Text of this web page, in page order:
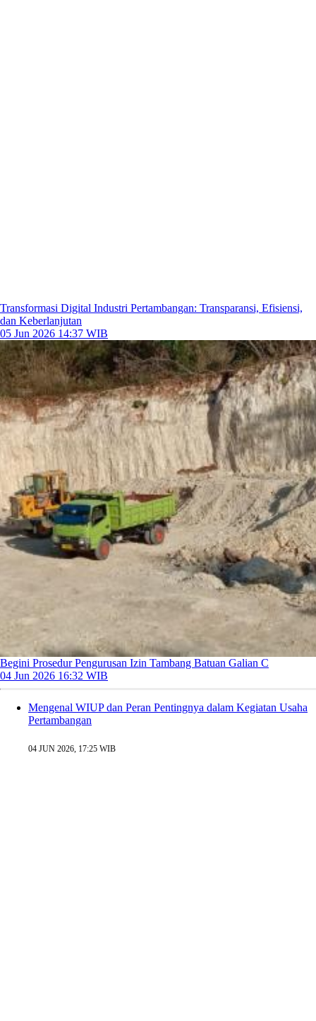
Transformasi Digital Industri Pertambangan: Transparansi, Efisiensi,
dan Keberlanjutan
05 Jun 2026 14:37 WIB
Begini Prosedur Pengurusan Izin Tambang Batuan Galian C
04 Jun 2026 16:32 WIB
Mengenal WIUP dan Peran Pentingnya dalam Kegiatan Usaha
Pertambangan
04 JUN 2026, 17:25 WIB